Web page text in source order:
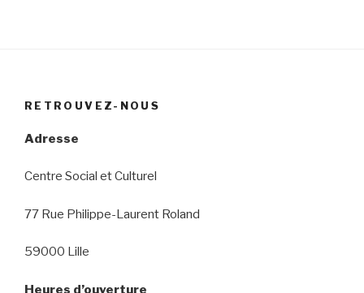
RETROUVEZ-NOUS
Adresse
Centre Social et Culturel
77 Rue Philippe-Laurent Roland
59000 Lille
Heures d’ouverture